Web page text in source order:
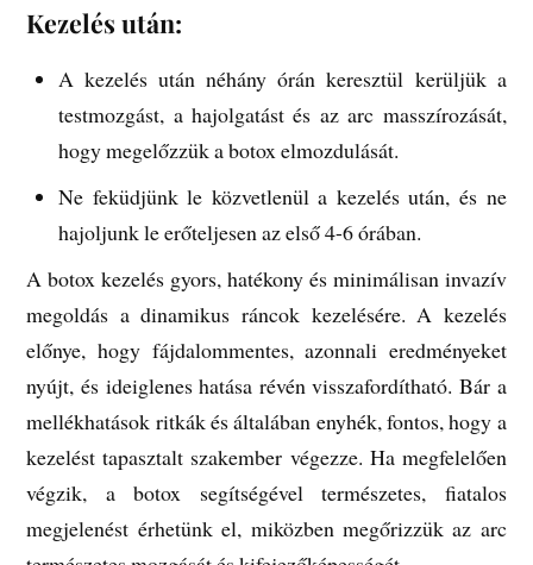
Kezelés után:
A kezelés után néhány órán keresztül kerüljük a
testmozgást, a hajolgatást és az arc masszírozását,
hogy megelőzzük a botox elmozdulását.
Ne feküdjünk le közvetlenül a kezelés után, és ne
hajoljunk le erőteljesen az első 4-6 órában.
A botox kezelés gyors, hatékony és minimálisan invazív
megoldás a dinamikus ráncok kezelésére. A kezelés
előnye, hogy fájdalommentes, azonnali eredményeket
nyújt, és ideiglenes hatása révén visszafordítható. Bár a
mellékhatások ritkák és általában enyhék, fontos, hogy a
kezelést tapasztalt szakember végezze. Ha megfelelően
végzik, a botox segítségével természetes, fiatalos
megjelenést érhetünk el, miközben megőrizzük az arc